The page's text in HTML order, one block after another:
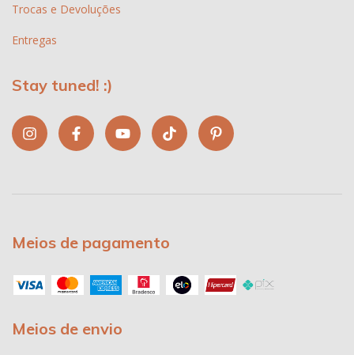
Trocas e Devoluções
Entregas
Stay tuned! :)
Meios de pagamento
Meios de envio